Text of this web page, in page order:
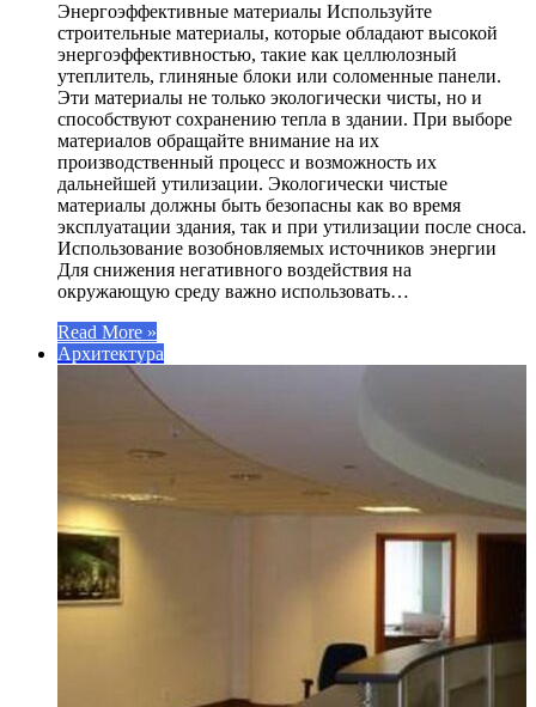
Энергоэффективные материалы Используйте
строительные материалы, которые обладают высокой
энергоэффективностью, такие как целлюлозный
утеплитель, глиняные блоки или соломенные панели.
Эти материалы не только экологически чисты, но и
способствуют сохранению тепла в здании. При выборе
материалов обращайте внимание на их
производственный процесс и возможность их
дальнейшей утилизации. Экологически чистые
материалы должны быть безопасны как во время
эксплуатации здания, так и при утилизации после сноса.
Использование возобновляемых источников энергии
Для снижения негативного воздействия на
окружающую среду важно использовать…
Read More »
Архитектура